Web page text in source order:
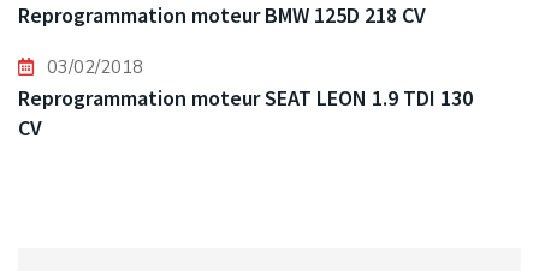
Reprogrammation moteur BMW 125D 218 CV
03/02/2018
Reprogrammation moteur SEAT LEON 1.9 TDI 130
CV